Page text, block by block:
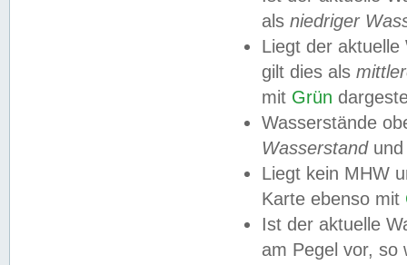
als niedriger
Liegt der
gilt dies als
mit Grün
Wasserstände
Wasserstandund
Liegt kein MHW
Karte ebenso mit
Ist der aktuelle
am Pegel vor,